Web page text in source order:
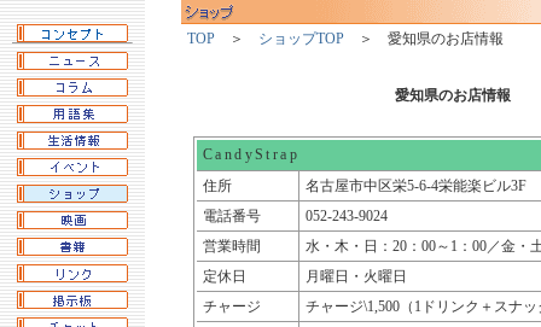
TOP ＞ ショップTOP ＞ 愛知県のお店情報
愛知県のお店情報
CandyStrap
住所
名古屋市中区栄5-6-4栄能楽ビル3F
電話番号
052-243-9024
営業時間
水・木・日：20：00～1：00／金・
定休日
月曜日・火曜日
チャージ
チャージ\1,500（1ドリンク＋スナッ